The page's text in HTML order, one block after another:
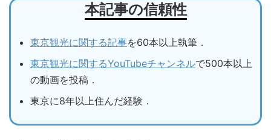
本記事の信頼性
東京観光に関する記事を60本以上執筆．
東京観光に関するYouTubeチャンネルで500本以上
の動画を投稿．
東京に8年以上住んだ経験．